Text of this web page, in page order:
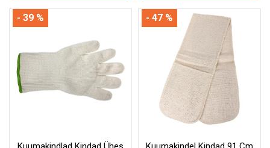
- 39 % - 47 %